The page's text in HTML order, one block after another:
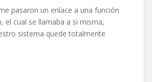
pasaron un enlace a una función
el cual se llamaba a si misma,
sistema quede totalmente